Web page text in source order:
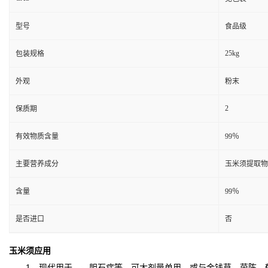
型号 食品级
包装规格 25kg
外观 粉末
保质期 2
有效物质含量 99％
主要营养成分 玉米须提取物
含量 99％
是否进口 否
玉米须应用